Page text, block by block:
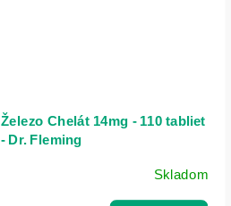
Železo Chelát 14mg - 110 tabliet
- Dr. Fleming
Skladom